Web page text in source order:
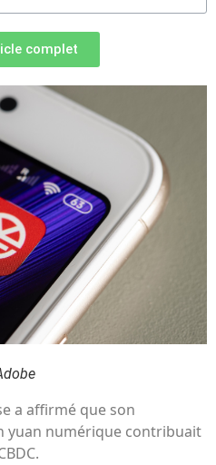
complet
a affirmé que son
yuan numérique contribuait